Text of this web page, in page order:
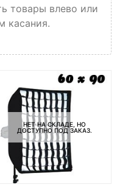
товары влево или
касания.
НЕТ НА СКЛАДЕ, НО
ДОСТУПНО ПОД ЗАКАЗ.